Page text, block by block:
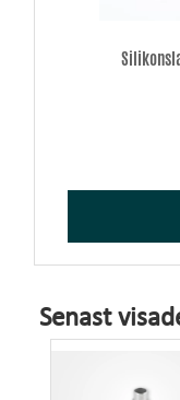
Senast